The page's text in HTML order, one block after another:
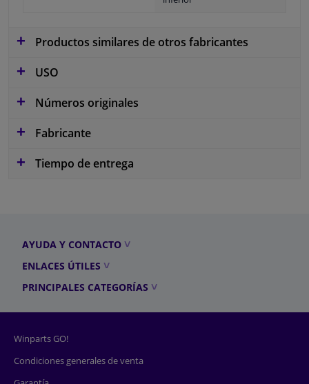
Productos similares de otros fabricantes
USO
Números originales
Fabricante
Tiempo de entrega
AYUDA Y CONTACTO
ENLACES ÚTILES
PRINCIPALES CATEGORÍAS
Winparts GO!
Condiciones generales de venta